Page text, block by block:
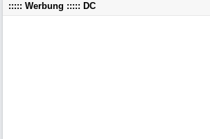
::::: Werbung ::::: DC